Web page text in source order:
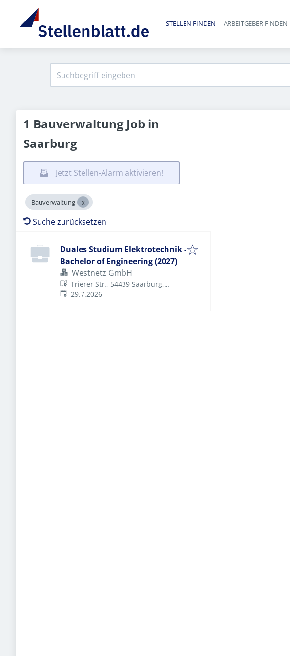
STELLEN FINDEN ARBEITGEBER FINDEN
1 Bauverwaltung Job in
Saarburg
Jetzt Stellen-Alarm aktivieren!
Bauverwaltung
Suche zurücksetzen
Duales Studium Elektrotechnik -
Bachelor of Engineering (2027)
Westnetz GmbH
Trierer Str., 54439 Saarburg,
Deutschland
Veröffentlicht
29.7.2026